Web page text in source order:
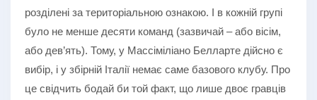
розділені за територіальною ознакою. І в кожній групі
було не менше десяти команд (зазвичай – або вісім,
або дев’ять). Тому, у Массіміліано Белларте дійсно є
вибір, і у збірній Італії немає саме базового клубу. Про
це свідчить бодай би той факт, що лише двоє гравців